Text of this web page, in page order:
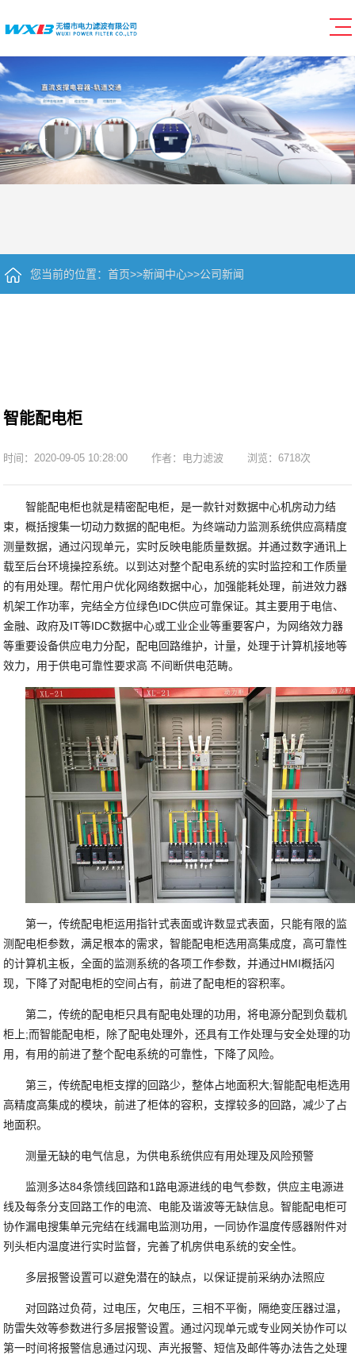
您当前的位置：首页>>新闻中心>>公司新闻
智能配电柜
时间：2020-09-05 10:28:00 作者：电力滤波 浏览：6718次
智能配电柜也就是精密配电柜，是一款针对数据中心机房动力结
束，概括搜集一切动力数据的配电柜。为终端动力监测系统供应高精度
测量数据，通过闪现单元，实时反映电能质量数据。并通过数字通讯上
载至后台环境操控系统。以到达对整个配电系统的实时监控和工作质量
的有用处理。帮忙用户优化网络数据中心，加强能耗处理，前进效力器
机架工作功率，完结全方位绿色IDC供应可靠保证。其主要用于电信、
金融、政府及IT等IDC数据中心或工业企业等重要客户，为网络效力器
等重要设备供应电力分配，配电回路维护，计量，处理于计算机接地等
效力，用于供电可靠性要求高 不间断供电范畴。
第一，传统配电柜运用指针式表面或许数显式表面，只能有限的监
测配电柜参数，满足根本的需求，智能配电柜选用高集成度，高可靠性
的计算机主板，全面的监测系统的各项工作参数，并通过HMI概括闪
现，下降了对配电柜的空间占有，前进了配电柜的容积率。
第二，传统的配电柜只具有配电处理的功用，将电源分配到负载机
柜上;而智能配电柜，除了配电处理外，还具有工作处理与安全处理的功
用，有用的前进了整个配电系统的可靠性，下降了风险。
第三，传统配电柜支撑的回路少，整体占地面积大;智能配电柜选用
高精度高集成的模块，前进了柜体的容积，支撑较多的回路，减少了占
地面积。
测量无缺的电气信息，为供电系统供应有用处理及风险预警
监测多达84条馈线回路和1路电源进线的电气参数，供应主电源进
线及每条分支回路工作的电流、电能及谐波等无缺信息。智能配电柜可
协作漏电搜集单元完结在线漏电监测功用，一同协作温度传感器附件对
列头柜内温度进行实时监督，完善了机房供电系统的安全性。
多层报警设置可以避免潜在的缺点，以保证提前采纳办法照应
对回路过负荷，过电压，欠电压，三相不平衡，隔绝变压器过温，
防雷失效等参数进行多层报警设置。通过闪现单元或专业网关协作可以
第一时间将报警信息通过闪现、声光报警、短信及邮件等办法告之处理